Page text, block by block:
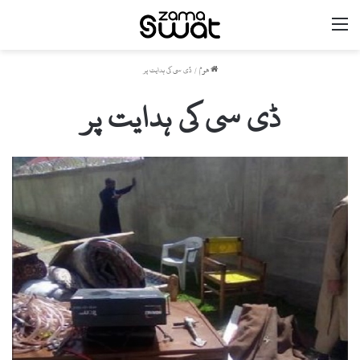
ھوم / ڈی سی کی ہدایت پر
ڈی سی کی ہدایت پر